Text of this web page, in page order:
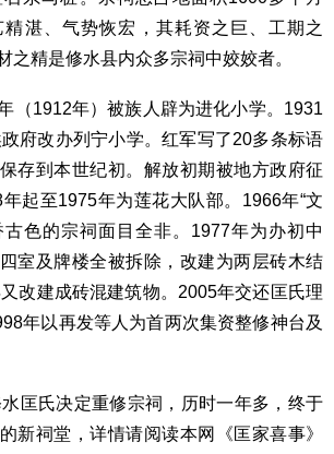
湛、气势恢宏，其耗资之巨、工期之
之精是修水县内众多宗祠中姣姣者。
1912年）被族人辟为进化小学。1931
府改办列宁小学。红军写了20多条标语
存到本世纪初。解放初期被地方政府征
起至1975年为莲花大队部。1966年“文
古色的宗祠面目全非。1977年为办初中
室及牌楼全被拆除，改建为两层砖木结
改建成砖混建筑物。2005年交还匡氏理
年以再发等人为首两次集资整修神台及
氏决定重修宗祠，历时一年多，终于
新祠堂，详情请阅读本网《匡家喜事》